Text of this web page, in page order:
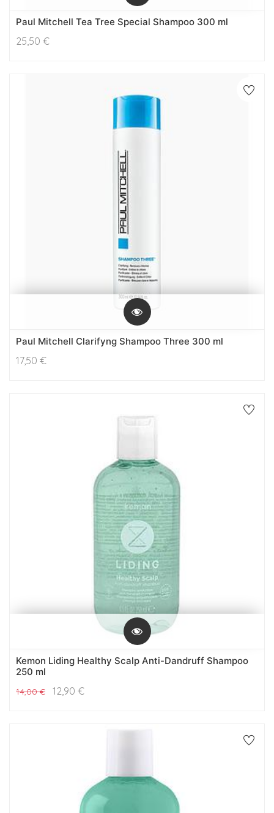
Paul Mitchell Tea Tree Special Shampoo 300 ml
25,50 €
Paul Mitchell Clarifyng Shampoo Three 300 ml
17,50 €
Kemon Liding Healthy Scalp Anti-Dandruff Shampoo
250 ml
14,00€ 12,90 €